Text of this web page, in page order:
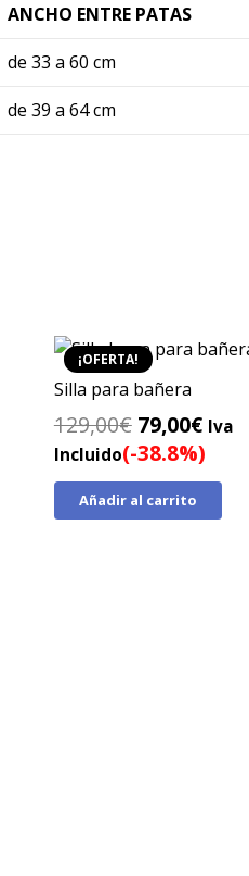
ANCHO ENTRE PATAS
de 33 a 60 cm
de 39 a 64 cm
¡OFERTA!
Silla para bañera
129,00€ El
precio
original
era:
79,00€El
actual
Iva
Incluido(-38.8%)
Añadir al carrito